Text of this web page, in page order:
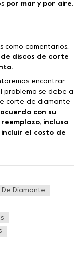
por mar y por aire.
como comentarios.
discos de corte
encontrar
problema se debe a
corte de diamante
con su
incluso
el costo de
De Diamante